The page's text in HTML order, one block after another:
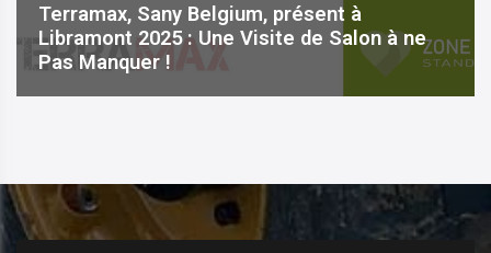
Terramax, Sany Belgium, présent à
Libramont 2025 : Une Visite de Salon à ne
Pas Manquer !